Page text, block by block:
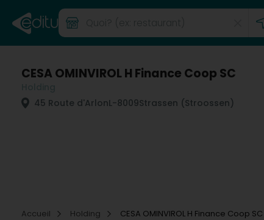
CESA OMINVIROL H Finance Coop SC
45 Route d'ArlonL-8009Strassen (Stroossen)
Accueil
Holding CESA OMINVIROL H Finance Coop SC